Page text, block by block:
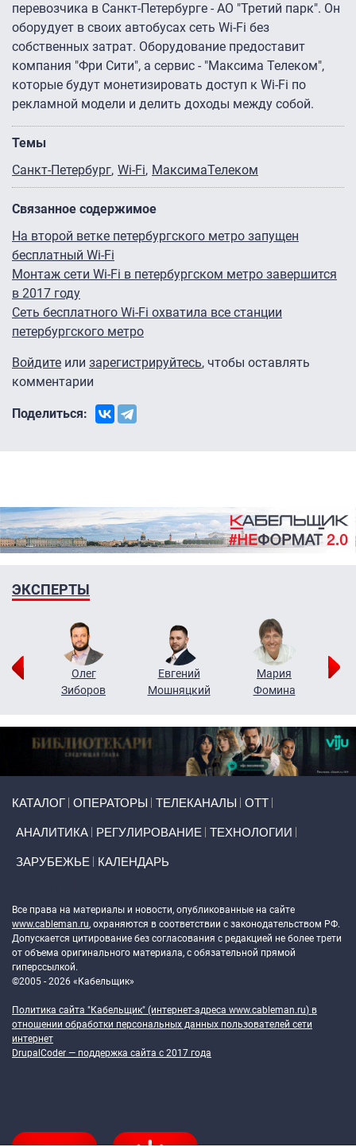
перевозчика в Санкт-Петербурге - АО "Третий парк". Он
оборудует в своих автобусах сеть Wi-Fi без
собственных затрат. Оборудование предоставит
компания "Фри Сити", а сервис - "Максима Телеком",
которые будут монетизировать доступ к Wi-Fi по
рекламной модели и делить доходы между собой.
Темы
Санкт-Петербург Wi-Fi МаксимаТелеком
Связанное содержимое
На второй ветке петербургского метро запущен
бесплатный Wi-Fi
Монтаж сети Wi-Fi в петербургском метро завершится
в 2017 году
Сеть бесплатного Wi-Fi охватила все станции
петербургского метро
Войдите или зарегистрируйтесь, чтобы оставлять
комментарии
Поделиться:
ЭКСПЕРТЫ
Олег
Зиборов
Евгений
Мошняцкий
Мария
Фомина
КАТАЛОГ ОПЕРАТОРЫ ТЕЛЕКАНАЛЫ ОТТ
АНАЛИТИКА РЕГУЛИРОВАНИЕ ТЕХНОЛОГИИ
ЗАРУБЕЖЬЕ КАЛЕНДАРЬ
Все права на материалы и новости, опубликованные на сайте
www.cableman.ru, охраняются в соответствии с законодательством РФ.
Допускается цитирование без согласования с редакцией не более трети
от объема оригинального материала, с обязательной прямой
гиперссылкой.
©2005 - 2026 «Кабельщик»
Политика сайта "Кабельщик" (интернет-адреса www.cableman.ru) в
отношении обработки персональных данных пользователей сети
интернет
DrupalCoder — поддержка сайта c 2017 года